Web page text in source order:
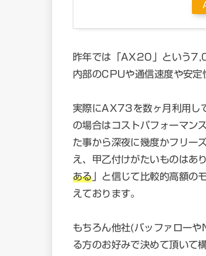
昨年では「AX20」という
内部のCPUや通信速度や安
実際にAX73を数ヶ月利用し
の場合はコストパフォーマン
た事から深夜に幾度かフリー
え、甲乙付けがたいものはあ
ある」と信じて比較的高額の
えております。
もちろん他社(バッファロー
る方のお好みで決めて頂いて